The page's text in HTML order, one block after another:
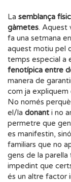
La semblança
gàmetes. Aquest
fa una setmana
aquest motiu pel
temps especial a
fenotípica entre
manera de
com ja expliquem
No només
el/la donant i no
permetre que
es manifestin,
familiars que no
gens de la
impedint que
és un altre factor